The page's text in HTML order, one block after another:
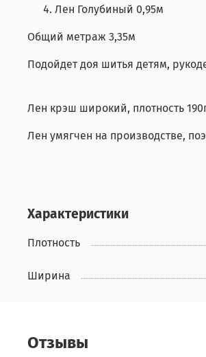
Лен Голубиный 0,95м
Общий метраж 3,35м
Подойдет доя шитья детям,
Лен крэш широкий, плотность
Лен умягчен на производстве,
Характеристики
Плотность
Ширина
Отзывы